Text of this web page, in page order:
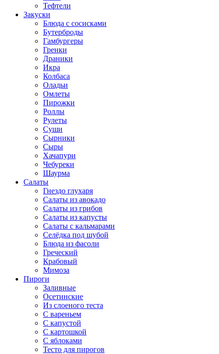
Тефтели
Закуски
Блюда с сосисками
Бутерброды
Гамбургеры
Гренки
Драники
Икра
Колбаса
Оладьи
Омлеты
Пирожки
Роллы
Рулеты
Суши
Сырники
Сыры
Хачапури
Чебуреки
Шаурма
Салаты
Гнездо глухаря
Салаты из авокадо
Салаты из грибов
Салаты из капусты
Салаты с кальмарами
Селёдка под шубой
Блюда из фасоли
Греческий
Крабовый
Мимоза
Пироги
Заливные
Осетинские
Из слоеного теста
С вареньем
С капустой
С картошкой
С яблоками
Тесто для пирогов